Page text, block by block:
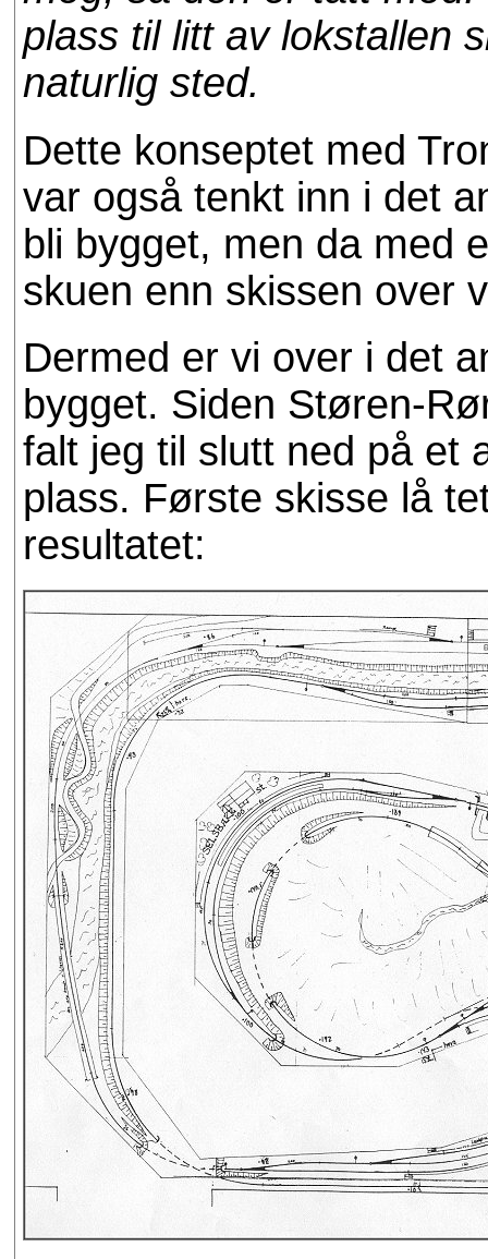
plass til litt av lokstallen
naturlig sted.
Dette konseptet med
var også tenkt inn i det
bli bygget, men da med
skuen enn skissen over
Dermed er vi over i det
bygget. Siden Støren-
falt jeg til slutt ned på et
plass. Første skisse lå
resultatet: